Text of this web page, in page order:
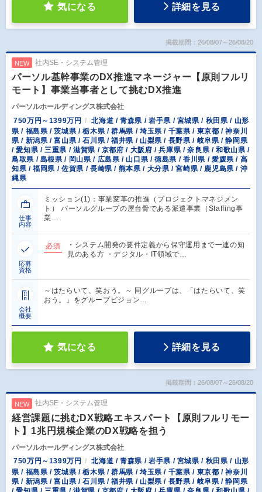
気になる 詳細を見る
掲載期間：26/08/07～26/08/20
NEW 社内SE・システム管理
パーソル基幹事業のDX推進マネージャー【原則フルリ
モート】事業当事者として挑むDX推進
パーソルホールディングス株式会社
750万円～1399万円
北海道 / 青森県 / 岩手県 / 宮城県 / 秋田県 / 山形
県 / 福島県 / 茨城県 / 栃木県 / 群馬県 / 埼玉県 / 千葉県 / 東京都 / 神奈川
県 / 新潟県 / 富山県 / 石川県 / 福井県 / 山梨県 / 長野県 / 岐阜県 / 静岡県
/ 愛知県 / 三重県 / 滋賀県 / 京都府 / 大阪府 / 兵庫県 / 奈良県 / 和歌山県 /
鳥取県 / 島根県 / 岡山県 / 広島県 / 山口県 / 徳島県 / 香川県 / 愛媛県 / 高
知県 / 福岡県 / 佐賀県 / 長崎県 / 熊本県 / 大分県 / 宮崎県 / 鹿児島県 / 沖
縄県
仕事
内容
ミッション(1)：事業変革の推進（プロジェクトマネジメン
ト） パーソルグループの屋台骨である派遣事業（Staffing事
業…
応募
資格
必須
・システム開発の要件定義から保守運用まで一連の知
見のある方 ・デジタル・IT領域で…
会社
概要
～はたらいて、笑おう。～ 同グループは、「はたらいて、笑
おう。」をグループビジョン…
気になる 詳細を見る
掲載期間：26/08/07～26/08/20
NEW 社内SE・システム管理
経営課題に挑むDX戦略エキスパート【原則フルリモー
ト】1兆円規模企業のDX戦略を担う
パーソルホールディングス株式会社
750万円～1399万円
北海道 / 青森県 / 岩手県 / 宮城県 / 秋田県 / 山形
県 / 福島県 / 茨城県 / 栃木県 / 群馬県 / 埼玉県 / 千葉県 / 東京都 / 神奈川
県 / 新潟県 / 富山県 / 石川県 / 福井県 / 山梨県 / 長野県 / 岐阜県 / 静岡県